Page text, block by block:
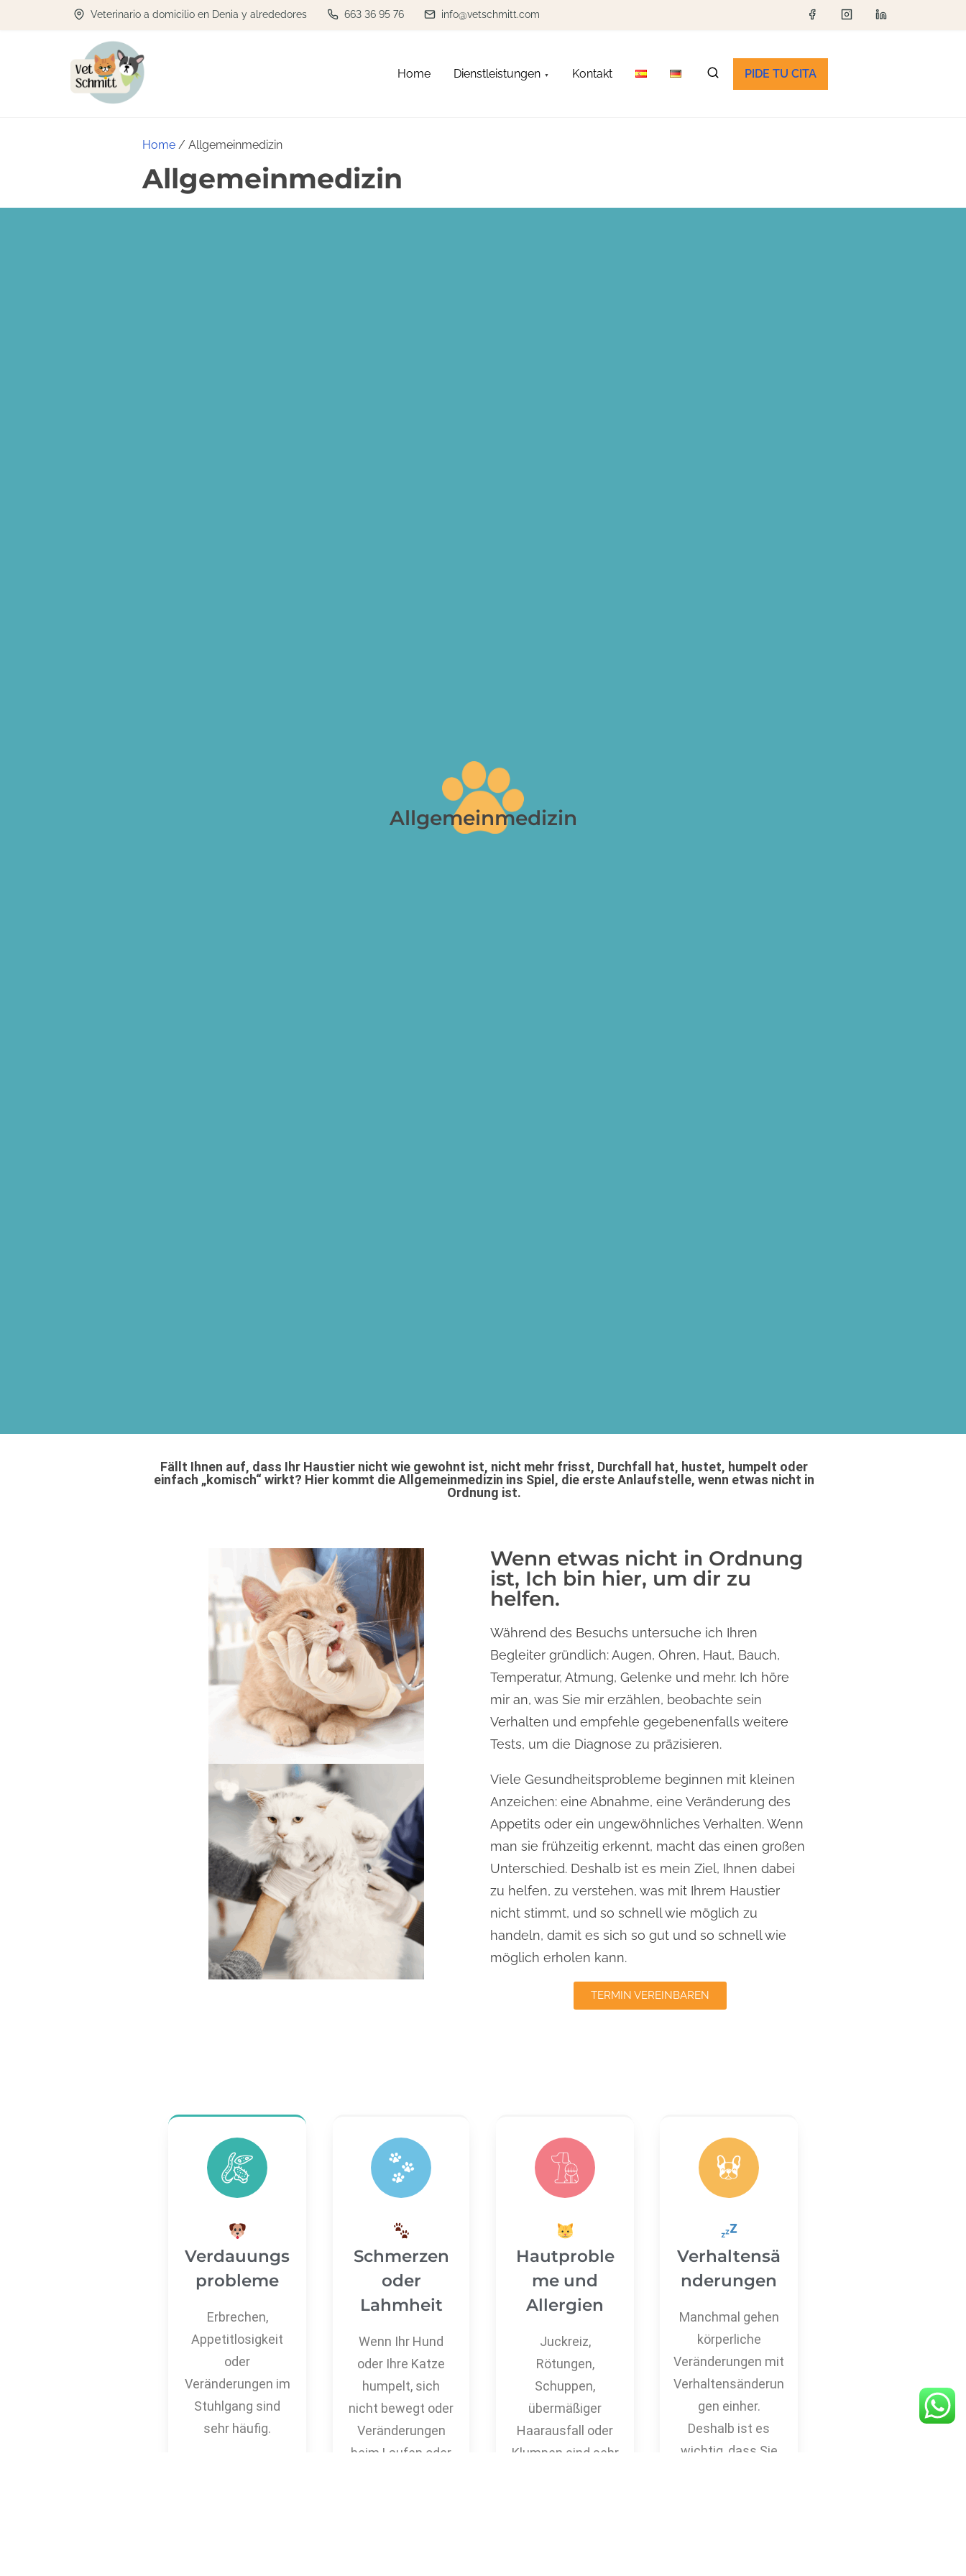
Veterinario a domicilio en Denia y alrededores 663 36 95 76 info@vetschmitt.com
Home Dienstleistungen Kontakt PIDE TU CITA
Home / Allgemeinmedizin
Allgemeinmedizin
Allgemeinmedizin
Fällt Ihnen auf, dass Ihr Haustier nicht wie gewohnt ist, nicht mehr frisst, Durchfall hat, hustet, humpelt oder
einfach „komisch“ wirkt? Hier kommt die Allgemeinmedizin ins Spiel, die erste Anlaufstelle, wenn etwas nicht in
Ordnung ist.
Wenn etwas nicht in Ordnung
ist, Ich bin hier, um dir zu
helfen.
Während des Besuchs untersuche ich Ihren
Begleiter gründlich: Augen, Ohren, Haut, Bauch,
Temperatur, Atmung, Gelenke und mehr. Ich höre
mir an, was Sie mir erzählen, beobachte sein
Verhalten und empfehle gegebenenfalls weitere
Tests, um die Diagnose zu präzisieren.
Viele Gesundheitsprobleme beginnen mit kleinen
Anzeichen: eine Abnahme, eine Veränderung des
Appetits oder ein ungewöhnliches Verhalten. Wenn
man sie frühzeitig erkennt, macht das einen großen
Unterschied. Deshalb ist es mein Ziel, Ihnen dabei
zu helfen, zu verstehen, was mit Ihrem Haustier
nicht stimmt, und so schnell wie möglich zu
handeln, damit es sich so gut und so schnell wie
möglich erholen kann.
TERMIN VEREINBAREN
Verdauungs
probleme
Erbrechen,
Appetitlosigkeit
oder
Veränderungen im
Stuhlgang sind
sehr häufig.
Schmerzen
oder
Lahmheit
Wenn Ihr Hund
oder Ihre Katze
humpelt, sich
nicht bewegt oder
Veränderungen
beim Laufen oder
Hautproble
me und
Allergien
Juckreiz,
Rötungen,
Schuppen,
übermäßiger
Haarausfall oder
Klumpen sind sehr
Verhaltensä
nderungen
Manchmal gehen
körperliche
Veränderungen mit
Verhaltensänderun
gen einher.
Deshalb ist es
wichtig, dass Sie